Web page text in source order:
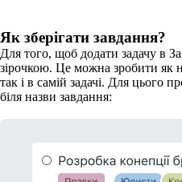
Як зберігати завдання?
Для того, щоб додати задачу в
зірочкою. Це можна зробити як
так і в самій задачі. Для цього
біля назви завдання: